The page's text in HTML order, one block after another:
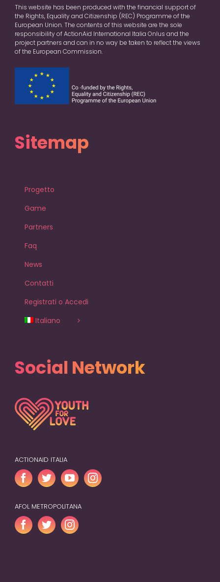
European Union. The contents of this website are the sole
responsibility of ActionAid International Italia Onlus and the
project partners and can in no way be taken to reflect the views
of the European Commission.
Game
Partners
Faq
News
Contatti
Registrati o Accedi
Italiano
AFOL METROPOLITANA